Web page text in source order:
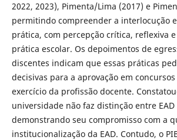
2022, 2023), Pimenta/Lima (2017) e
permitindo compreender a interlocução
prática, com percepção crítica, reflexiva
prática escolar. Os depoimentos de
discentes indicam que essas práticas
decisivas para a aprovação em
exercício da profissão docente.
universidade não faz distinção entre
demonstrando seu compromisso com a
institucionalização da EAD. Contudo, o